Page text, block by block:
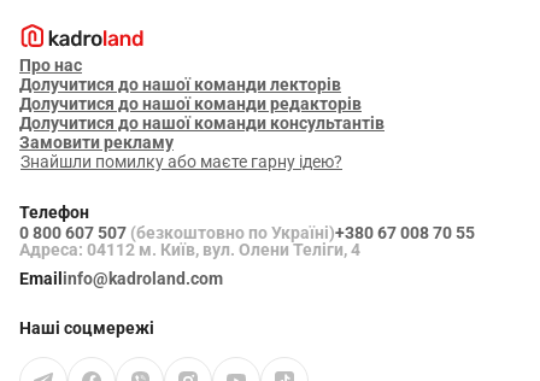
Про нас
Долучитися до нашої команди лекторів
Долучитися до нашої команди редакторів
Долучитися до нашої команди консультантів
Замовити рекламу
Знайшли помилку або маєте гарну ідею?
Телефон
0 800 607 507 (безкоштовно по Україні)+380 67 008 70 55
Адреса: 04112 м. Київ, вул. Олени Теліги, 4
Email info@kadroland.com
Наші соцмережі